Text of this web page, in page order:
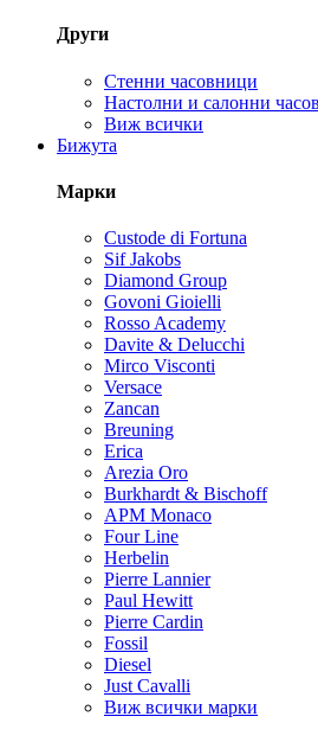
Други
Стенни часовници
Настолни и салонни
Виж всички
Бижута
Марки
Custode di Fortuna
Sif Jakobs
Diamond Group
Govoni Gioielli
Rosso Academy
Davite & Delucchi
Mirco Visconti
Versace
Zancan
Breuning
Erica
Arezia Oro
Burkhardt & Bischoff
APM Monaco
Four Line
Herbelin
Pierre Lannier
Paul Hewitt
Pierre Cardin
Fossil
Diesel
Just Cavalli
Виж всички марки